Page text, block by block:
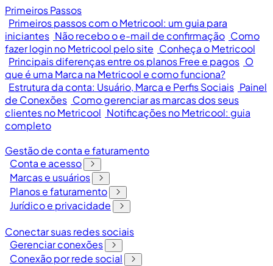
Primeiros Passos
Primeiros passos com o Metricool: um guia para
iniciantes Não recebo o e-mail de confirmação Como
fazer login no Metricool pelo site Conheça o Metricool
Principais diferenças entre os planos Free e pagos O
que é uma Marca na Metricool e como funciona?
Estrutura da conta: Usuário, Marca e Perfis Sociais Painel
de Conexões Como gerenciar as marcas dos seus
clientes no Metricool Notificações no Metricool: guia
completo
Gestão de conta e faturamento
Conta e acesso
Marcas e usuários
Planos e faturamento
Jurídico e privacidade
Conectar suas redes sociais
Gerenciar conexões
Conexão por rede social